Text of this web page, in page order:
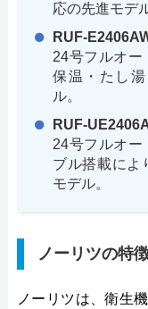
応の先進モデ
RUF-
24号フルオー
保温・たし
ル。
RUF-
24号フルオー
ブル搭載によ
モデル。
ノーリツの特
ノーリツは、衛生